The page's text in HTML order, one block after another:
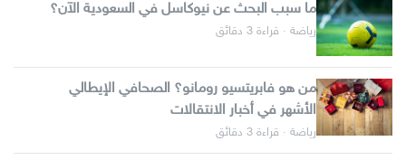
ما سبب البحث عن نيوكاسل في السعودية الآن؟
رياضة · قراءة 3 دقائق
من هو فابريتسيو رومانو؟ الصحافي الإيطالي
الأشهر في أخبار الانتقالات
رياضة · قراءة 3 دقائق